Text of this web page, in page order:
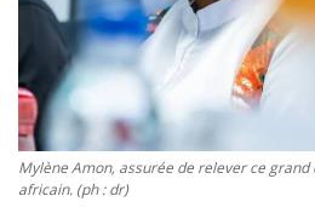
Mylène Amon, assurée de relever ce
africain. (ph : dr)